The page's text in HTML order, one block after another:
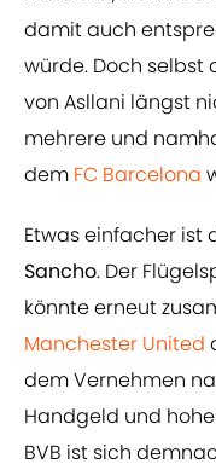
damit auch
würde. Doch
von Asllani längst
mehrere und
dem FC Barcelona
Etwas einfacher ist
Sancho. Der
könnte erneut
Manchester United
dem Vernehmen
Handgeld und
BVB ist sich